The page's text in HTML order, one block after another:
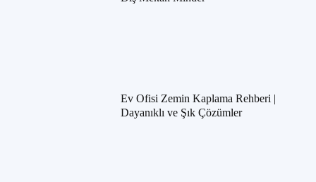
Ev Ofisi Zemin Kaplama Rehberi |
Dayanıklı ve Şık Çözümler